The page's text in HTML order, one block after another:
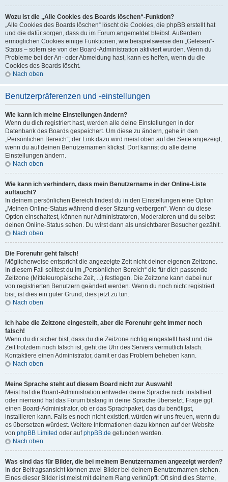
Wozu ist die „Alle Cookies des Boards löschen“-Funktion?
„Alle Cookies des Boards löschen“ löscht die Cookies, die phpBB erstellt hat
und die dafür sorgen, dass du im Forum angemeldet bleibst. Außerdem
ermöglichen Cookies einige Funktionen, wie beispielsweise den „Gelesen“-
Status – sofern sie von der Board-Administration aktiviert wurden. Wenn du
Probleme bei der An- oder Abmeldung hast, kann es helfen, wenn du die
Cookies des Boards löscht.
Nach oben
Benutzerpräferenzen und -einstellungen
Wie kann ich meine Einstellungen ändern?
Wenn du dich registriert hast, werden alle deine Einstellungen in der
Datenbank des Boards gespeichert. Um diese zu ändern, gehe in den
„Persönlichen Bereich“; der Link dazu wird meist oben auf der Seite angezeigt,
wenn du auf deinen Benutzernamen klickst. Dort kannst du alle deine
Einstellungen ändern.
Nach oben
Wie kann ich verhindern, dass mein Benutzername in der Online-Liste
auftaucht?
In deinem persönlichen Bereich findest du in den Einstellungen eine Option
„Meinen Online-Status während dieser Sitzung verbergen“. Wenn du diese
Option einschaltest, können nur Administratoren, Moderatoren und du selbst
deinen Online-Status sehen. Du wirst dann als unsichtbarer Besucher gezählt.
Nach oben
Die Forenuhr geht falsch!
Möglicherweise entspricht die angezeigte Zeit nicht deiner eigenen Zeitzone.
In diesem Fall solltest du im „Persönlichen Bereich“ die für dich passende
Zeitzone (Mitteleuropäische Zeit, ...) festlegen. Die Zeitzone kann dabei nur
von registrierten Benutzern geändert werden. Wenn du noch nicht registriert
bist, ist dies ein guter Grund, dies jetzt zu tun.
Nach oben
Ich habe die Zeitzone eingestellt, aber die Forenuhr geht immer noch
falsch!
Wenn du dir sicher bist, dass du die Zeitzone richtig eingestellt hast und die
Zeit trotzdem noch falsch ist, geht die Uhr des Servers vermutlich falsch.
Kontaktiere einen Administrator, damit er das Problem beheben kann.
Nach oben
Meine Sprache steht auf diesem Board nicht zur Auswahl!
Meist hat die Board-Administration entweder deine Sprache nicht installiert
oder niemand hat das Forum bislang in deine Sprache übersetzt. Frage ggf.
einen Board-Administrator, ob er das Sprachpaket, das du benötigst,
installieren kann. Falls es noch nicht existiert, würden wir uns freuen, wenn du
es übersetzen würdest. Weitere Informationen dazu können auf der Website
von phpBB Limited oder aufphpBB.de gefunden werden.
Nach oben
Was sind das für Bilder, die bei meinem Benutzernamen angezeigt werden?
In der Beitragsansicht können zwei Bilder bei deinem Benutzernamen stehen.
Eines dieser Bilder ist meist mit deinem Rang verknüpft: Oft sind dies Sterne,